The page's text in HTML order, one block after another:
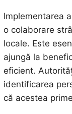
Implementarea
o colaborare
locale. Este
ajungă la
eficient.
identificarea
că acestea